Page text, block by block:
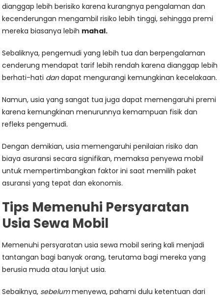
dianggap lebih berisiko karena kurangnya pengalaman dan
kecenderungan mengambil risiko lebih tinggi, sehingga premi
mereka biasanya lebih mahal.
Sebaliknya, pengemudi yang lebih tua dan berpengalaman
cenderung mendapat tarif lebih rendah karena dianggap lebih
berhati-hati dandapat mengurangi kemungkinan kecelakaan.
Namun, usia yang sangat tua juga dapat memengaruhi premi
karena kemungkinan menurunnya kemampuan fisik dan
refleks pengemudi.
Dengan demikian, usia memengaruhi penilaian risiko dan
biaya asuransi secara signifikan, memaksa penyewa mobil
untuk mempertimbangkan faktor ini saat memilih paket
asuransi yang tepat dan ekonomis.
Tips Memenuhi Persyaratan
Usia Sewa Mobil
Memenuhi persyaratan usia sewa mobil sering kali menjadi
tantangan bagi banyak orang, terutama bagi mereka yang
berusia muda atau lanjut usia.
Sebaiknya, sebelummenyewa, pahami dulu ketentuan dari